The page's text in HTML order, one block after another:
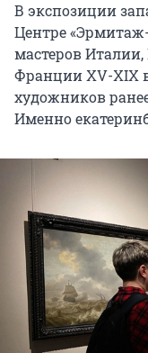
В экспозиции
Центре
мастеров
Франции XV-XIX
художников
Именно